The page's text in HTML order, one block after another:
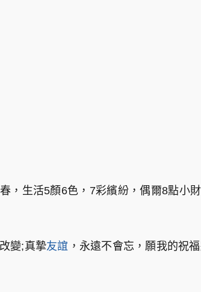
，生活5顏6色，7彩繽紛，偶爾8點小
變;真摯友誼 ，永遠不會忘，願我的祝